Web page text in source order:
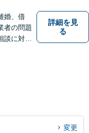
婚、借
者の問題
に対応
詳細を見
る
変更